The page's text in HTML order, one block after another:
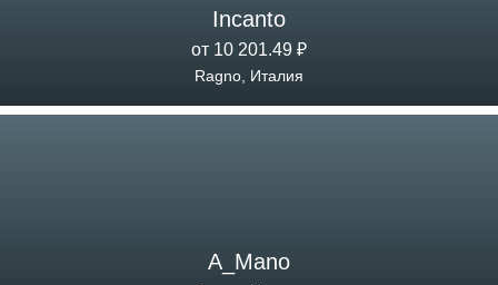
Incanto
от 10 201.49 ₽
Ragno, Италия
A_Mano